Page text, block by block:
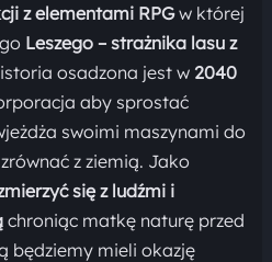
z elementami RPGw której
Leszego – strażnika lasu z
osadzona jest w 2040
aby sprostać
swoimi maszynami do
z ziemią. Jako
się z ludźmi i
chroniąc matkę naturę przed
będziemy mieli okazję